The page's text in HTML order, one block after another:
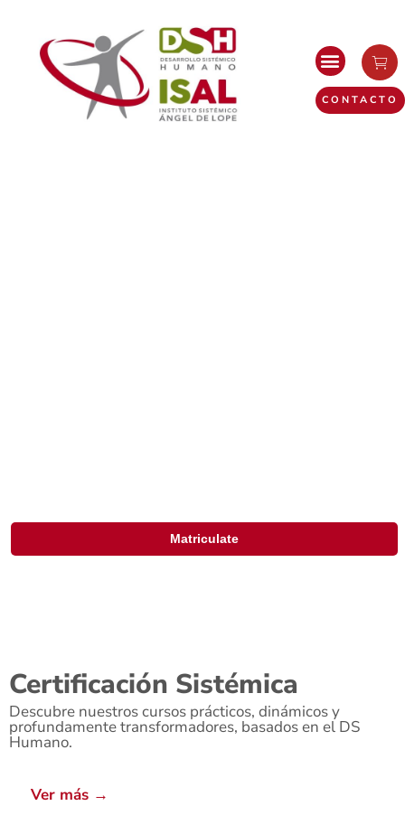
CONTACTO
Matriculate
Certificación Sistémica
Descubre nuestros cursos prácticos, dinámicos y
profundamente transformadores, basados en el DS
Humano.
Ver más →